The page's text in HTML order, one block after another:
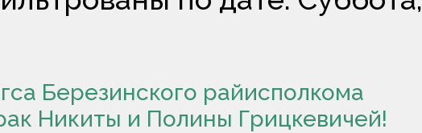
Березинского райисполкома
Никиты и Полины Грицкевичей!